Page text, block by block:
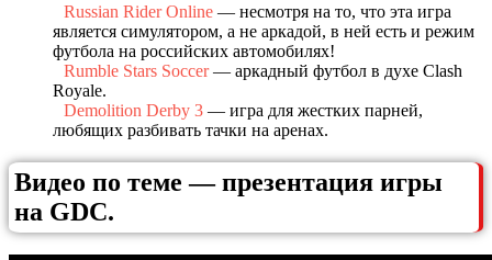
Russian Rider Online — несмотря на то, что эта игра
является симулятором, а не аркадой, в ней есть и режим
футбола на российских автомобилях!
Rumble Stars Soccer— аркадный футбол в духе Clash
Royale.
Demolition Derby 3 — игра для жестких парней,
любящих разбивать тачки на аренах.
Видео по теме — презентация игры
на GDC.